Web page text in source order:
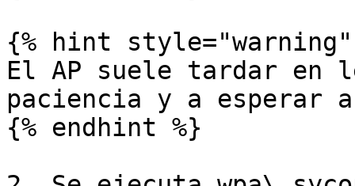
{% hint style="warning"
El AP suele tardar en
paciencia y a esperar
{% endhint %}